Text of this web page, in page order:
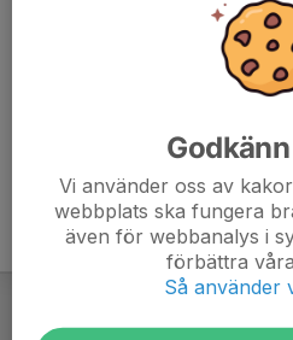
Vi använder oss av
webbplats ska fungera
även för webbanalys i
förbättra
Så använder